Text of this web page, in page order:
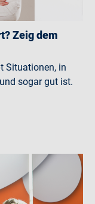
Zeig dem
Situationen, in
sogar gut ist.